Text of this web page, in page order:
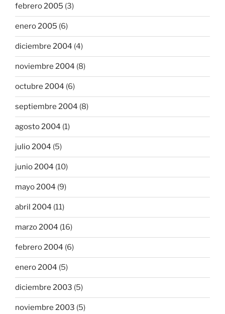
febrero 2005 (3)
enero 2005 (6)
diciembre 2004 (4)
noviembre 2004 (8)
octubre 2004 (6)
septiembre 2004 (8)
agosto 2004 (1)
julio 2004 (5)
junio 2004 (10)
mayo 2004 (9)
abril 2004 (11)
marzo 2004 (16)
febrero 2004 (6)
enero 2004 (5)
diciembre 2003 (5)
noviembre 2003 (5)